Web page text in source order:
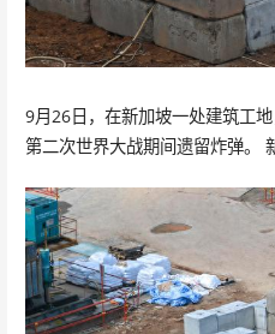
9月26日，在新加坡一处建筑工
第二次世界大战期间遗留炸弹。